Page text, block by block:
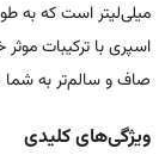
میلی‌لیتر است که به
اسپری با ترکیبات
صاف و سالم‌تر به
ویژگی‌های کلیدی